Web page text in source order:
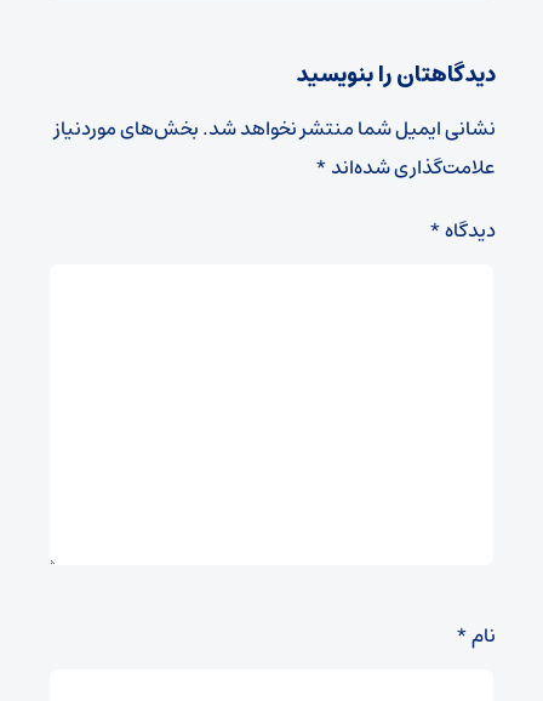
دیدگاهتان را بنویسید
نشانی ایمیل شما منتشر نخواهد شد.بخش‌های موردنیاز
علامت‌گذاری شده‌اند*
دیدگاه*
نام*